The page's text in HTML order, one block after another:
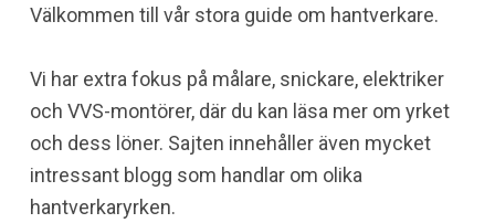
Välkommen till vår stora guide om hantverkare.
Vi har extra fokus på målare, snickare, elektriker
och VVS-montörer, där du kan läsa mer om yrket
och dess löner. Sajten innehåller även mycket
intressant blogg som handlar om olika
hantverkaryrken.